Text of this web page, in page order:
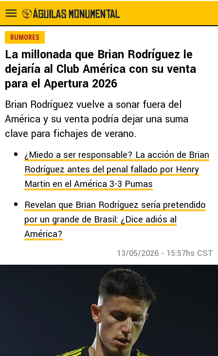
RUMORES
La millonada que Brian Rodríguez le
dejaría al Club América con su venta
para el Apertura 2026
Brian Rodríguez vuelve a sonar fuera del
América y su venta podría dejar una suma
clave para fichajes de verano.
¿Miedo a ser responsable? La acción de Brian
Rodríguez antes del penal fallado por Henry
Martin en el América 3-3 Pumas
Revelan que Brian Rodríguez sería pretendido
por un grande de Brasil: ¿Dice adiós al
América?
13/05/2026 - 15:57hs CST